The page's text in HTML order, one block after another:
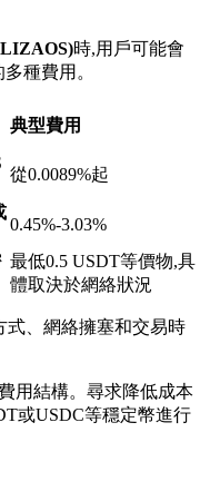
務
時,用戶可能會
種費用。
典型費用
從0.0089%起
0.45%-3.03%
最低0.5 USDT等價物,具
體取決於網絡狀況
式、網絡擁塞和交易時
用結構。尋求降低成本
或USDC等穩定幣進行